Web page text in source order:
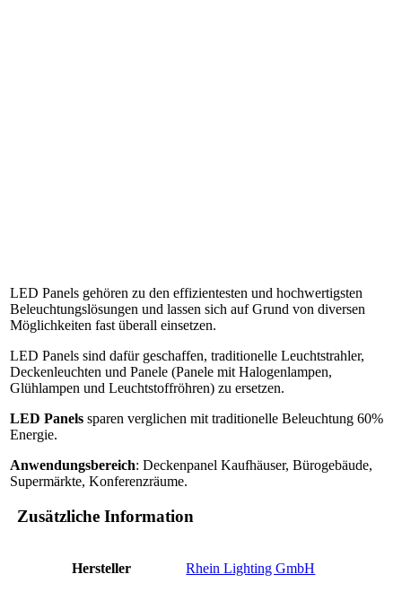
LED Panels gehören zu den effizientesten und hochwertigsten
Beleuchtungslösungen und lassen sich auf Grund von diversen
Möglichkeiten fast überall einsetzen.
LED Panels sind dafür geschaffen, traditionelle Leuchtstrahler,
Deckenleuchten und Panele (Panele mit Halogenlampen,
Glühlampen und Leuchtstoffröhren) zu ersetzen.
LED Panels sparen verglichen mit traditionelle Beleuchtung 60%
Energie.
Anwendungsbereich: Deckenpanel Kaufhäuser, Bürogebäude,
Supermärkte, Konferenzräume.
Zusätzliche Information
Hersteller Rhein Lighting GmbH